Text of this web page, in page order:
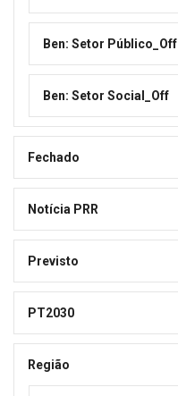
Ben: Setor Público_Off
Ben: Setor Social_Off
Fechado
Notícia PRR
Previsto
PT2030
Região